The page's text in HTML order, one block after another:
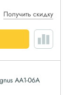
Получить скидку
АА1-06А